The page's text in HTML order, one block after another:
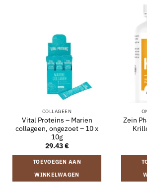
COLLAGEEN
Vital Proteins – Marien
collageen, ongezoet – 10 x
10g
29.43€
TOEVOEGEN AAN
WINKELWAGEN
Zein